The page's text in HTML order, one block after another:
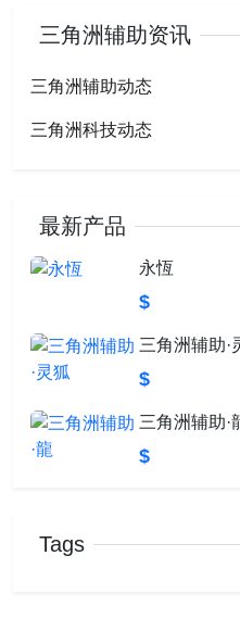
三角洲辅助资讯
三角洲辅助动态
三角洲科技动态
最新产品
永恆
$
三角洲辅助·
$
三角洲辅助·
$
Tags